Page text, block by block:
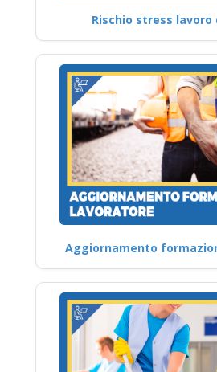
Rischio stress
Aggiornamento